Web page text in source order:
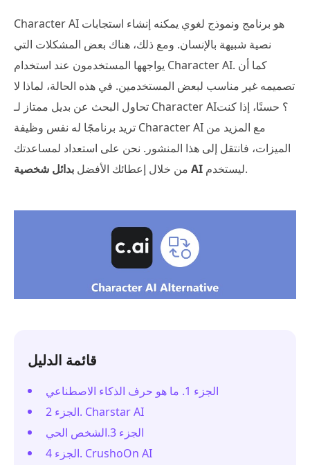
Character AI هو برنامج ونموذج لغوي يمكنه إنشاء استجابات
نصية شبيهة بالإنسان. ومع ذلك، هناك بعض المشكلات التي
يواجهها المستخدمون عند استخدام Character AI. كما أن
تصميمه غير مناسب لبعض المستخدمين. في هذه الحالة، لماذا لا
تحاول البحث عن بديل ممتاز لـ Character AI؟ حسنًا، إذا كنت
تريد برنامجًا له نفس وظيفة Character AI مع المزيد من
الميزات، فانتقل إلى هذا المنشور. نحن على استعداد لمساعدتك
من خلال إعطائك الأفضل بدائل شخصية AI ليستخدم.
قائمة الدليل
الجزء 1. ما هو حرف الذكاء الاصطناعي
الجزء 2. Charstar AI
الجزء 3.الشخص الحي
الجزء 4. CrushoOn AI